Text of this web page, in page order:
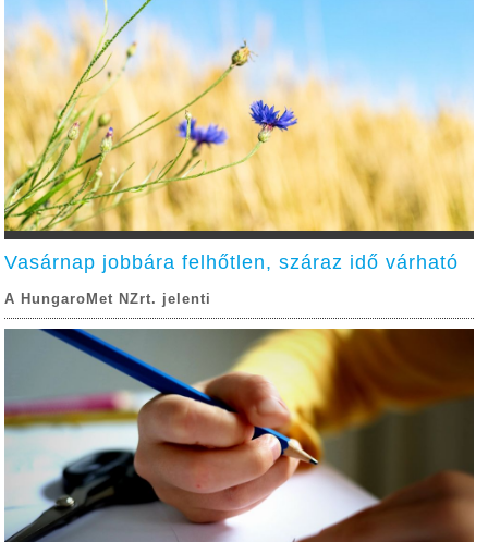
Vasárnap jobbára felhőtlen, száraz idő várható
A HungaroMet NZrt. jelenti